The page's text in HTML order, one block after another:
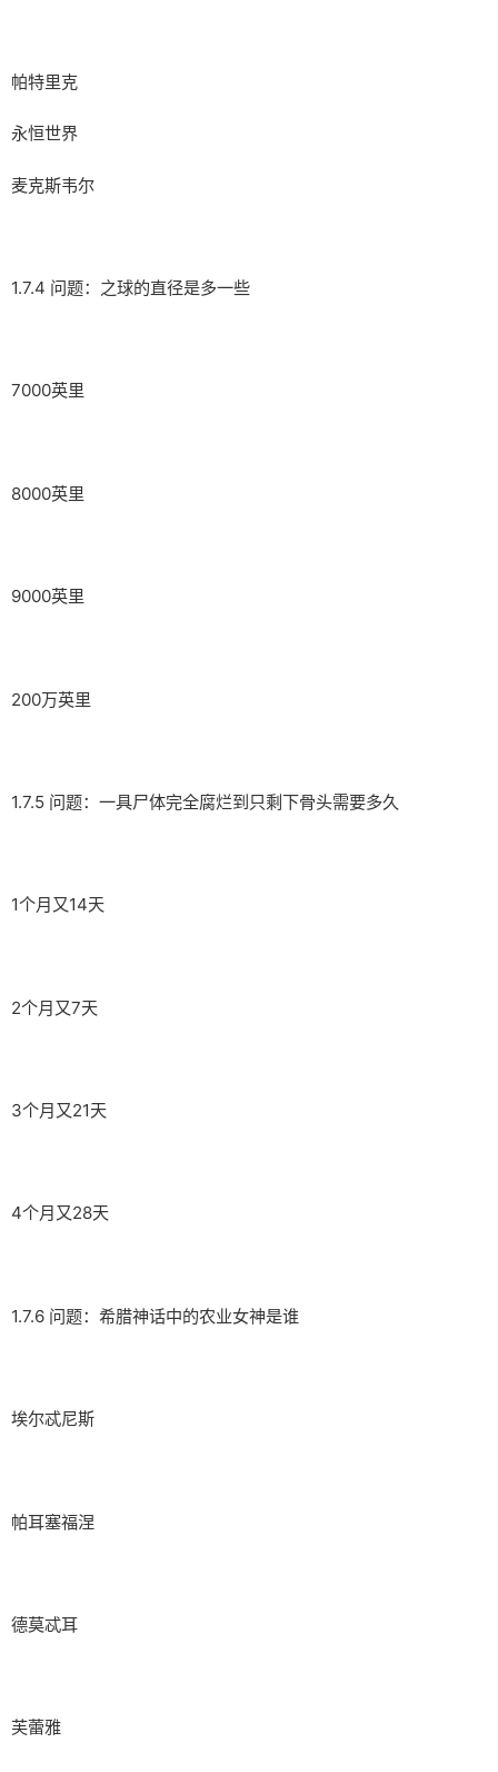
帕特里克
永恒世界
麦克斯韦尔
1.7.4 问题：之球的直径是多一些
7000英里
8000英里
9000英里
200万英里
1.7.5 问题：一具尸体完全腐烂到只剩下骨头需要多久
1个月又14天
2个月又7天
3个月又21天
4个月又28天
1.7.6 问题：希腊神话中的农业女神是谁
埃尔忒尼斯
帕耳塞福涅
德莫忒耳
芙蕾雅